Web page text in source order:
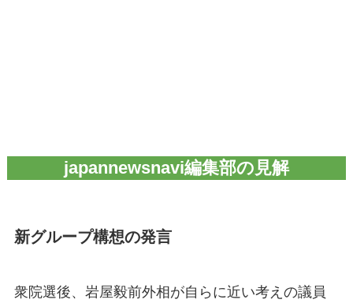
japannewsnavi編集部の見解
新グループ構想の発言
衆院選後、岩屋毅前外相が自らに近い考えの議員